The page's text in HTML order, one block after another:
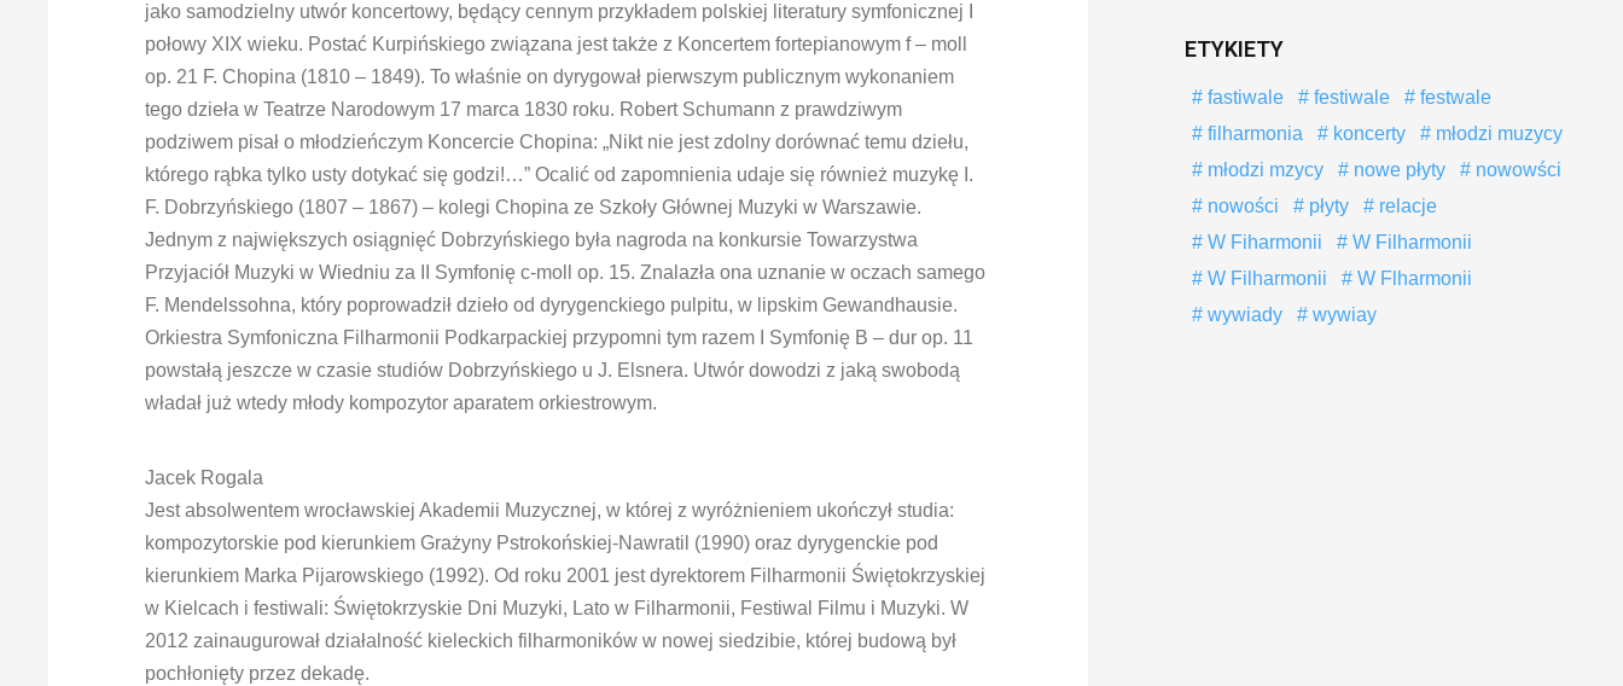
jako samodzielny utwór koncertowy, będący cennym przykładem polskiej literatury symfonicznej I
połowy XIX wieku. Postać Kurpińskiego związana jest także z Koncertem fortepianowym f – moll
op. 21 F. Chopina (1810 – 1849). To właśnie on dyrygował pierwszym publicznym wykonaniem
tego dzieła w Teatrze Narodowym 17 marca 1830 roku. Robert Schumann z prawdziwym
podziwem pisał o młodzieńczym Koncercie Chopina: „Nikt nie jest zdolny dorównać temu dziełu,
którego rąbka tylko usty dotykać się godzi!…” Ocalić od zapomnienia udaje się również muzykę I.
F. Dobrzyńskiego (1807 – 1867) – kolegi Chopina ze Szkoły Głównej Muzyki w Warszawie.
Jednym z największych osiągnięć Dobrzyńskiego była nagroda na konkursie Towarzystwa
Przyjaciół Muzyki w Wiedniu za II Symfonię c-moll op. 15. Znalazła ona uznanie w oczach samego
F. Mendelssohna, który poprowadził dzieło od dyrygenckiego pulpitu, w lipskim Gewandhausie.
Orkiestra Symfoniczna Filharmonii Podkarpackiej przypomni tym razem I Symfonię B – dur op. 11
powstałą jeszcze w czasie studiów Dobrzyńskiego u J. Elsnera. Utwór dowodzi z jaką swobodą
władał już wtedy młody kompozytor aparatem orkiestrowym.
Jacek Rogala
Jest absolwentem wrocławskiej Akademii Muzycznej, w której z wyróżnieniem ukończył studia:
kompozytorskie pod kierunkiem Grażyny Pstrokońskiej-Nawratil (1990) oraz dyrygenckie pod
kierunkiem Marka Pijarowskiego (1992). Od roku 2001 jest dyrektorem Filharmonii Świętokrzyskiej
w Kielcach i festiwali: Świętokrzyskie Dni Muzyki, Lato w Filharmonii, Festiwal Filmu i Muzyki. W
2012 zainaugurował działalność kieleckich filharmoników w nowej siedzibie, której budową był
pochłonięty przez dekadę.
ETYKIETY
fastiwale festiwale
festwale
filharmonia
koncerty
młodzi muzycy
młodzi mzycy
nowe płyty
nowowści
nowości
płyty
relacje
W Fiharmonii
W Filharmonii
W Filharmonii
W Flharmonii
wywiady
wywiay